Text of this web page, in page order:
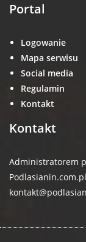
Portal
Logowanie
Mapa serwisu
Social media
Regulamin
Kontakt
Kontakt
Administratorem
Podlasianin.com.pl